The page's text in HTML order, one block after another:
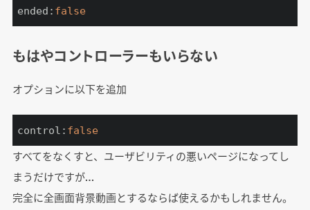
ended: false
もはやコントローラーもいらない
オプションに以下を追加
control: false
すべてをなくすと、ユーザビリティの悪いページになってし
まうだけですが…
完全に全画面背景動画とするならば使えるかもしれません。